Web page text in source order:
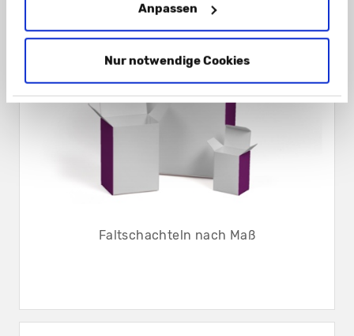
Anpassen
Nur notwendige Cookies
Faltschachteln nach Maß